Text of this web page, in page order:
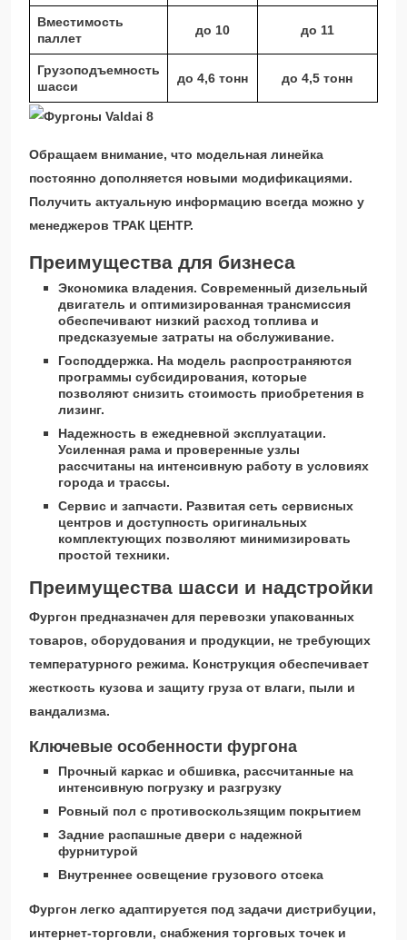
Вместимость
паллет
до 10 до 11
Грузоподъемность
шасси
до 4,6 тонн до 4,5 тонн
Обращаем внимание, что модельная линейка
постоянно дополняется новыми модификациями.
Получить актуальную информацию всегда можно у
менеджеров ТРАК ЦЕНТР.
Преимущества для бизнеса
Экономика владения. Современный дизельный
двигатель и оптимизированная трансмиссия
обеспечивают низкий расход топлива и
предсказуемые затраты на обслуживание.
Господдержка. На модель распространяются
программы субсидирования, которые
позволяют снизить стоимость приобретения в
лизинг.
Надежность в ежедневной эксплуатации.
Усиленная рама и проверенные узлы
рассчитаны на интенсивную работу в условиях
города и трассы.
Сервис и запчасти. Развитая сеть сервисных
центров и доступность оригинальных
комплектующих позволяют минимизировать
простой техники.
Преимущества шасси и надстройки
Фургон предназначен для перевозки упакованных
товаров, оборудования и продукции, не требующих
температурного режима. Конструкция обеспечивает
жесткость кузова и защиту груза от влаги, пыли и
вандализма.
Ключевые особенности фургона
Прочный каркас и обшивка, рассчитанные на
интенсивную погрузку и разгрузку
Ровный пол с противоскользящим покрытием
Задние распашные двери с надежной
фурнитурой
Внутреннее освещение грузового отсека
Фургон легко адаптируется под задачи дистрибуции,
интернет-торговли, снабжения торговых точек и